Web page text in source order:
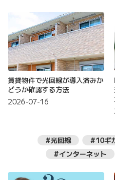
賃貸物件で光回線が導入済みか
どうか確認する方法
2026-07-16
#光回線 #10ギ
#インターネット